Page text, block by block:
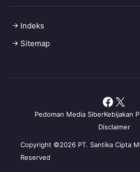
Indeks
Sitemap
Copyright ©2026 PT. Santika Cipta
Reserved
Pedoman Media SiberKebijakan
Disclaimer
X